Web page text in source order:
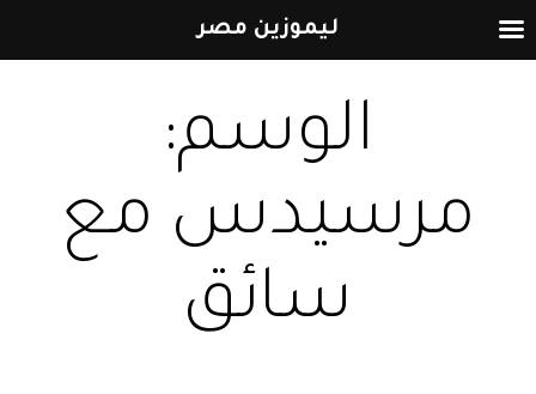
إلى
الوسم:
مرسيدس مع
سائق
ليموزين مصر